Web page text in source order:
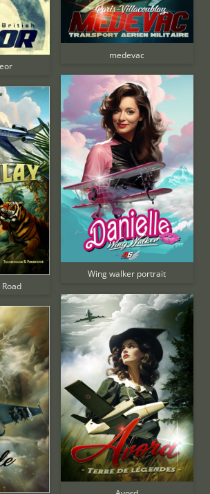
medevac
Wing walker portrait